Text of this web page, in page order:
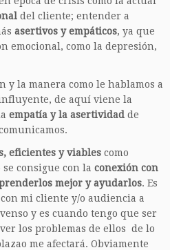
del cliente; entender a
asertivos y empáticos, ya que
emocional, como la depresión,
y la manera como le hablamos a
de aquí viene la
empatía y la asertividad de
eficientes y viables como
consigue con la conexión con
mejor y ayudarlos. Es
mi cliente y/o audiencia a
y es cuando tengo que ser
los problemas de ellos de lo
me afectará. Obviamente